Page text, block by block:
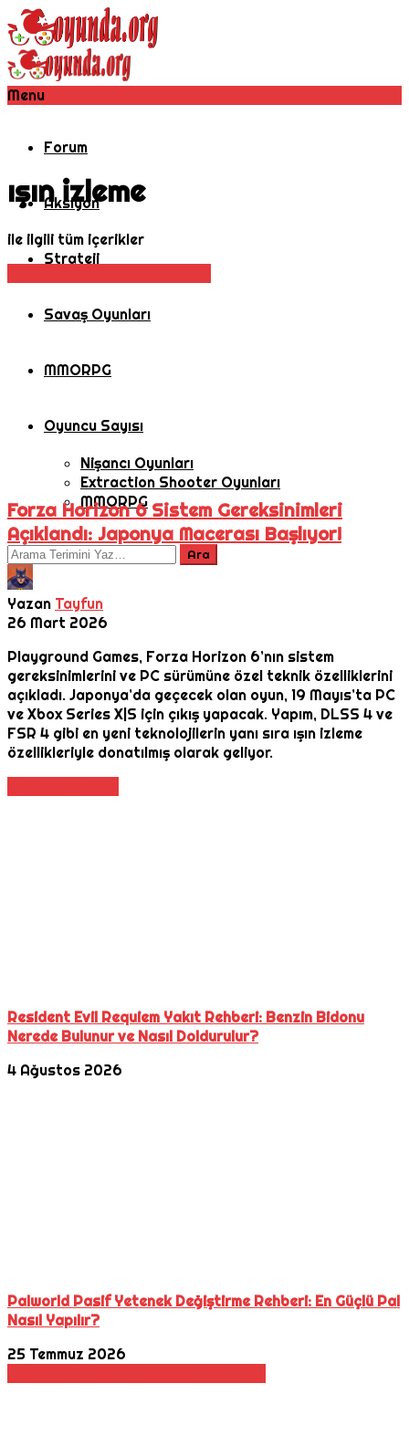
Menu
Forum
Aksiyon
Strateji
Savaş Oyunları
MMORPG
Oyuncu Sayısı
Nişancı Oyunları
Extraction Shooter Oyunları
MMORPG
ışın izleme
ile ilgili tüm içerikler
Forza Horizon 6 Sistem Gereksinimleri
Açıklandı: Japonya Macerası Başlıyor!
Yazan Tayfun
26 Mart 2026
Playground Games, Forza Horizon 6’nın sistem
gereksinimlerini ve PC sürümüne özel teknik özelliklerini
açıkladı. Japonya’da geçecek olan oyun, 19 Mayıs’ta PC
ve Xbox Series X|S için çıkış yapacak. Yapım, DLSS 4 ve
FSR 4 gibi en yeni teknolojilerin yanı sıra ışın izleme
özellikleriyle donatılmış olarak geliyor.
Resident Evil Requiem Yakıt Rehberi: Benzin Bidonu
Nerede Bulunur ve Nasıl Doldurulur?
4 Ağustos 2026
Palworld Pasif Yetenek Değiştirme Rehberi: En Güçlü Pal
Nasıl Yapılır?
25 Temmuz 2026